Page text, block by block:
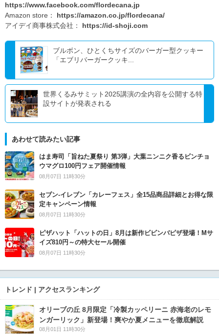
https://www.facebook.com/flordecana.jp
Amazon store： https://amazon.co.jp/flordecana/
アイデイ商事株式会社： https://id-shoji.com
ブルボン、ひとくちサイズのバーガー型クッキー
「エブリバーガークッキ...
世界くるみサミット2025講演の全内容を公開する特
設サイトが発表される
あわせて読みたい記事
はま寿司「旨ねた夏祭り 第3弾」大葉ニンニク香るビンチョ
ウマグロ100円フェア開催情報
08月07日 11時30分
セブン‐イレブン「カレーフェス」全15品商品詳細とお得な限
定キャンペーン情報
08月07日 11時30分
ピザハット「ハットの日」8月は新作ビビンバピザ登場！Mサ
イズ810円～の特大セール開催
08月07日 11時30分
トレンド | アクセスランキング
オリーブの丘 8月限定「冷製カッペリーニ 赤海老のレモ
ンガーリック」新登場！爽やか夏メニューを徹底解説
08月01日 11時30分